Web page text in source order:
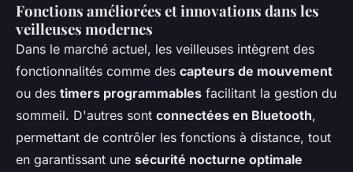
Fonctions améliorées et innovations dans les
veilleuses modernes
Dans le marché actuel, les veilleuses intègrent des
fonctionnalités comme des capteurs de mouvement
ou des timers programmables facilitant la gestion du
sommeil. D'autres sont connectées en Bluetooth,
permettant de contrôler les fonctions à distance, tout
en garantissant une sécurité nocturne optimale